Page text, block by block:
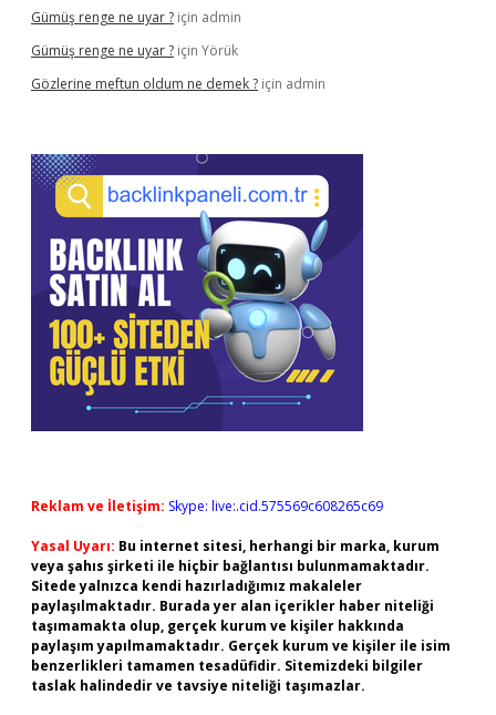
Gümüş renge ne uyar ? için admin
Gümüş renge ne uyar ? için Yörük
Gözlerine meftun oldum ne demek ? için admin
Reklam ve İletişim: Skype: live:.cid.575569c608265c69
Yasal Uyarı: Bu internet sitesi, herhangi bir marka, kurum
veya şahıs şirketi ile hiçbir bağlantısı bulunmamaktadır.
Sitede yalnızca kendi hazırladığımız makaleler
paylaşılmaktadır. Burada yer alan içerikler haber niteliği
taşımamakta olup, gerçek kurum ve kişiler hakkında
paylaşım yapılmamaktadır. Gerçek kurum ve kişiler ile isim
benzerlikleri tamamen tesadüfidir. Sitemizdeki bilgiler
taslak halindedir ve tavsiye niteliği taşımazlar.